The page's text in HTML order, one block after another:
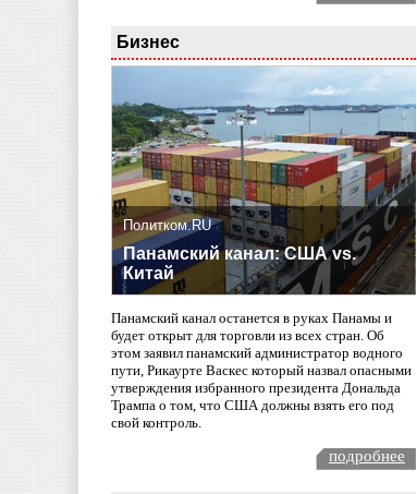
Бизнес
Политком.RU
Панамский канал: США vs.
Китай
Панамский канал останется в руках Панамы и
будет открыт для торговли из всех стран. Об
этом заявил панамский администратор водного
пути, Рикаурте Васкес который назвал опасными
утверждения избранного президента Дональда
Трампа о том, что США должны взять его под
свой контроль.
подробнее